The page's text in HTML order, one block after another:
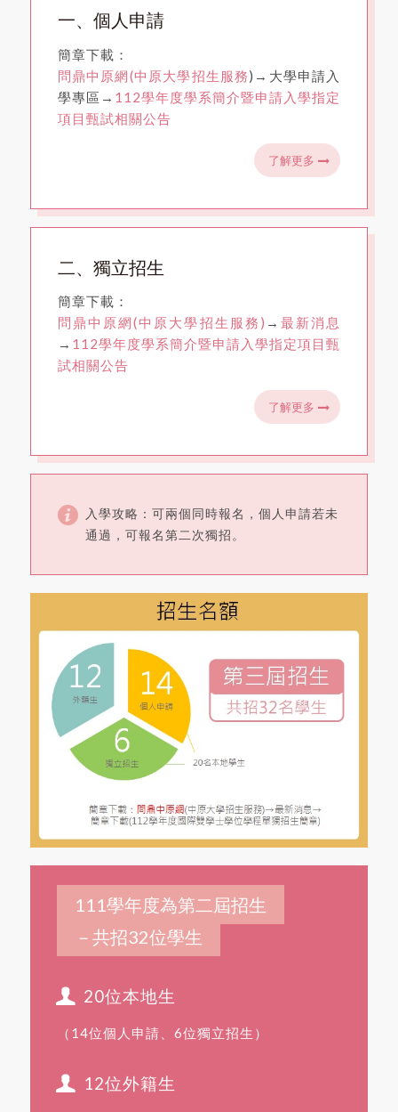
一、個人申請
簡章下載：
問鼎中原網(中原大學招生服務)→大學申請入
學專區→ 112學年度學系簡介暨申請入學指定
項目甄試相關公告
了解更多
二、獨立招生
簡章下載：
問鼎中原網(中原大學招生服務) → 最新消息
→ 112學年度學系簡介暨申請入學指定項目甄
試相關公告
了解更多
入學攻略：可兩個同時報名，個人申請若未
通過，可報名第二次獨招。
111學年度為第二屆招生
－共招32位學生
20位本地生
（14位個人申請、6位獨立招生）
12位外籍生